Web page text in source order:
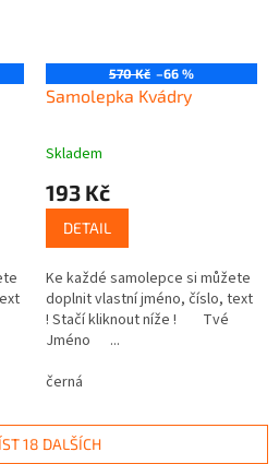
570 Kč –66 %
Samolepka Kvádry
Skladem
193 Kč
DETAIL
Ke každé samolepce si můžete
doplnit vlastní jméno, číslo, text
! Stačí kliknout níže ! Tvé
Jméno ...
černá
18 DALŠÍCH